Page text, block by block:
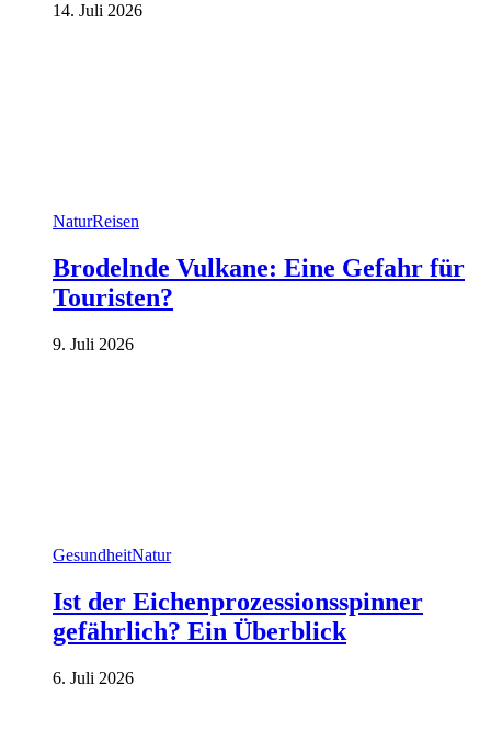
14. Juli 2026
NaturReisen
Brodelnde Vulkane: Eine Gefahr für
Touristen?
9. Juli 2026
GesundheitNatur
Ist der Eichenprozessionsspinner
gefährlich? Ein Überblick
6. Juli 2026